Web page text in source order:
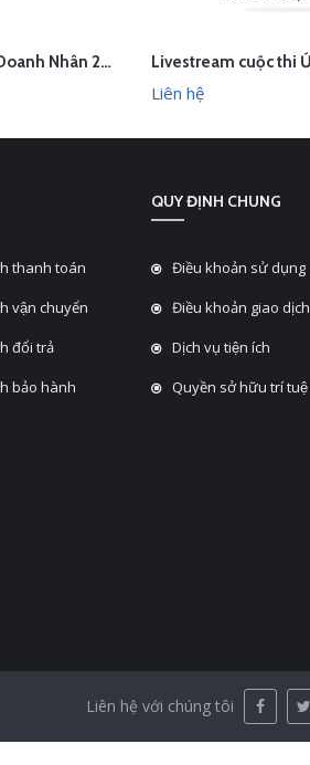
XEM NHANH
Livestream Hành Trình Doanh Nhân 2023 LIÊN HỆ
Liên hệ
thanh toán
vận chuyển
đổi trả
bảo hành
QUY ĐỊNH CHUNG
Điều khoản sử dụng
Điều khoản giao dịch
Dịch vụ tiện ích
Quyền sở hữu trí tuệ
Liên hệ với chúng tôi